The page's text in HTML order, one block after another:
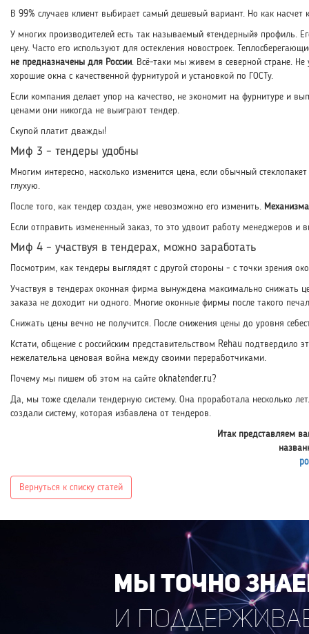
В 99% случаев клиент выбирает самый дешевый вариант. Но как
У многих производителей есть так называемый «тендерный» профиль.
цену. Часто его используют для остекления новостроек.
не предназначены для России. Всё-таки мы живем в северной стране.
хорошие окна с качественной фурнитурой и установкой по ГОСТу.
Если компания делает упор на качество, не экономит на фурнитуре и
ценами они никогда не выиграют тендер.
Скупой платит дважды!
Миф 3 – тендеры удобны
Многим интересно, насколько изменится цена, если обычный
глухую.
После того, как тендер создан, уже невозможно его изменить.
Если отправить измененный заказ, то это удвоит работу менеджеров
Миф 4 – участвуя в тендерах, можно заработать
Посмотрим, как тендеры выглядят с другой стороны - с точки зрения
Участвуя в тендерах оконная фирма вынуждена максимально снижать
заказа не доходит ни одного. Многие оконные фирмы после такого
Снижать цены вечно не получится. После снижения цены до уровня
Кстати, общение с российским представительством Rehau подтвердило
нежелательна ценовая война между своими переработчиками.
Почему мы пишем об этом на сайте oknatender.ru?
Да, мы тоже сделали тендерную систему. Она проработала несколько
создали систему, которая избавлена от тендеров.
Итак представляем
Вернуться к списку статей
Мы точно
и